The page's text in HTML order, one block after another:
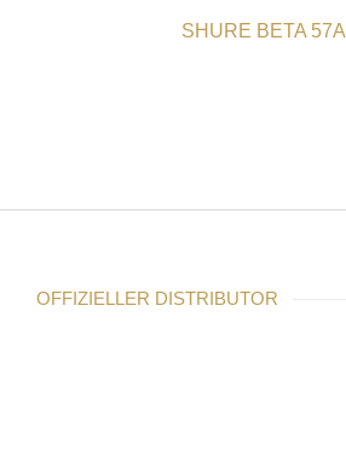
SHURE BETA 57A
OFFIZIELLER DISTRIBUTOR